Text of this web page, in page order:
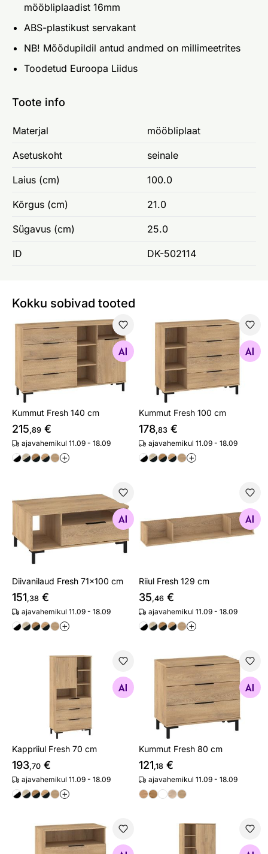
mööbliplaadist 16mm
ABS-plastikust servakant
NB! Mõõdupildil antud andmed on millimeetrites
Toodetud Euroopa Liidus
Toote info
Materjal mööbliplaat
Asetuskoht seinale
Laius (cm) 100.0
Kõrgus (cm) 21.0
Sügavus (cm) 25.0
ID DK-502114
Kokku sobivad tooted
Kummut Fresh 140 cm
Otsi sarnaseid
Kummut Fresh 140 cm
215,89 €
ajavahemikul 11.09 - 18.09
+
Kummut Fresh 100 cm
Otsi sarnaseid
Kummut Fresh 100 cm
178,83 €
ajavahemikul 11.09 - 18.09
+
Diivanilaud Fresh 71x100 cm
Otsi sarnaseid
Diivanilaud Fresh 71x100 cm
151,38 €
ajavahemikul 11.09 - 18.09
+
Otsi sarnaseid
Riiul Fresh 129 cm
35,46 €
ajavahemikul 11.09 - 18.09
+
Kappriiul Fresh 70 cm
Otsi sarnaseid
Kappriiul Fresh 70 cm
193,70 €
ajavahemikul 11.09 - 18.09
+
Kummut Fresh 80 cm
Otsi sarnaseid
Kummut Fresh 80 cm
121,18 €
ajavahemikul 11.09 - 18.09
Kummut Fresh 80 cm Kappriiul Fresh 80 cm